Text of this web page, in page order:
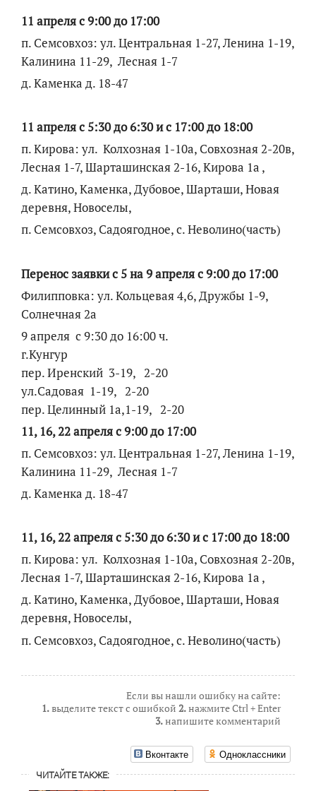
11 апреля с 9:00 до 17:00
п. Семсовхоз: ул. Центральная 1-27, Ленина 1-19,
Калинина 11-29, Лесная 1-7
д. Каменка д. 18-47
11 апреля с 5:30 до 6:30 и с 17:00 до 18:00
п. Кирова: ул. Колхозная 1-10а, Совхозная 2-20в,
Лесная 1-7, Шарташинская 2-16, Кирова 1а ,
д. Катино, Каменка, Дубовое, Шарташи, Новая
деревня, Новоселы,
п. Семсовхоз, Садоягодное, с. Неволино(часть)
Перенос заявки с 5 на 9 апреля с 9:00 до 17:00
Филипповка: ул. Кольцевая 4,6, Дружбы 1-9,
Солнечная 2а
9 апреля с 9:30 до 16:00 ч.
г.Кунгур
пер. Иренский 3-19, 2-20
ул.Садовая 1-19, 2-20
пер. Целинный 1а,1-19, 2-20
11, 16, 22 апреля с 9:00 до 17:00
п. Семсовхоз: ул. Центральная 1-27, Ленина 1-19,
Калинина 11-29, Лесная 1-7
д. Каменка д. 18-47
11, 16, 22 апреля с 5:30 до 6:30 и с 17:00 до 18:00
п. Кирова: ул. Колхозная 1-10а, Совхозная 2-20в,
Лесная 1-7, Шарташинская 2-16, Кирова 1а ,
д. Катино, Каменка, Дубовое, Шарташи, Новая
деревня, Новоселы,
п. Семсовхоз, Садоягодное, с. Неволино(часть)
Если вы нашли ошибку на сайте:
1.выделите текст с ошибкой 2.нажмите Ctrl + Enter
3.напишите комментарий
Вконтакте Одноклассники
ЧИТАЙТЕ ТАКЖЕ: